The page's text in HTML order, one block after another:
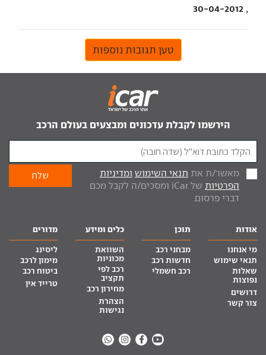
, 30-04-2012
טען תגובות נוספות
הירשמו לקבלת עדכונים ומבצעים בעולם הרכב
מאשר/ת את תנאי השימוש ומדיניות
הפרטיות
של iCar ומסכים/ה לקבל מכם
דברי פרסום.
אודות
מי אנחנו
תנאי שימוש
שאלות
נפוצות
דרושים
צור קשר
תוכן
מבחני רכב
חדשות רכב
רכב חשמלי
כלים ומידע
השוואת
מכוניות
רכב לפי
תקציב
מחירון רכב
הצהרת
נגישות
מדורים
ליסינג
מימון לרכב
ביטוח רכב
טרייד אין